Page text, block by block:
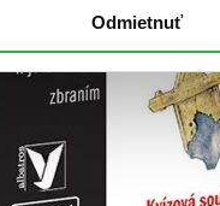
Odmietnuť